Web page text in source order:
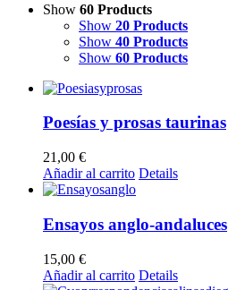
Show 60 Products
Show 20 Products
Show 40 Products
Show 60 Products
Poesías y prosas taurinas
21,00 €
Añadir al carrito Details
Ensayos anglo-andaluces
15,00 €
Añadir al carrito Details